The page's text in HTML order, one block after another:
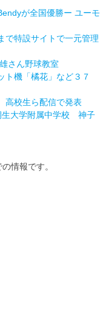
が全国優勝ー ユーモ
で特設サイトで一元管理
さん野球教室
機「橘花」など３７
高校生ら配信で発表
生大学附属中学校 神子
情報です。